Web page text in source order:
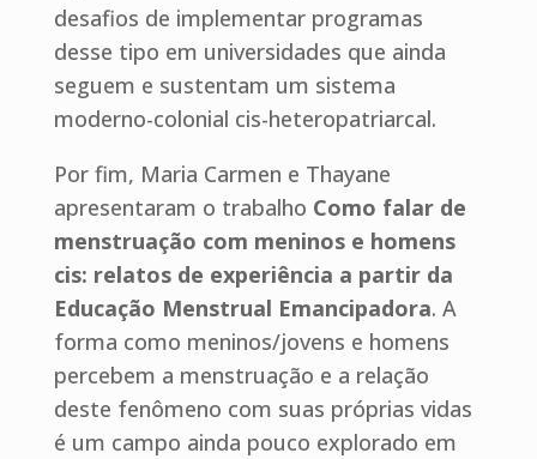
desafios de implementar programas
desse tipo em universidades que ainda
seguem e sustentam um sistema
moderno-colonial cis-heteropatriarcal.
Por fim, Maria Carmen e Thayane
apresentaram o trabalho Como falar de
menstruação com meninos e homens
cis: relatos de experiência a partir da
Educação Menstrual Emancipadora. A
forma como meninos/jovens e homens
percebem a menstruação e a relação
deste fenômeno com suas próprias vidas
é um campo ainda pouco explorado em